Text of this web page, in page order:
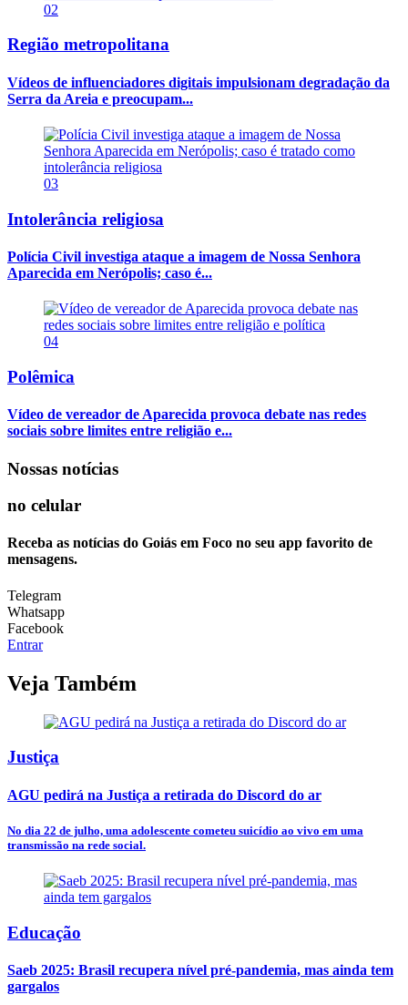
02
Região metropolitana
Vídeos de influenciadores digitais impulsionam degradação da
Serra da Areia e preocupam...
03
Intolerância religiosa
Polícia Civil investiga ataque a imagem de Nossa Senhora
Aparecida em Nerópolis; caso é...
04
Polêmica
Vídeo de vereador de Aparecida provoca debate nas redes
sociais sobre limites entre religião e...
Nossas notícias
no celular
Receba as notícias do Goiás em Foco no seu app favorito de
mensagens.
Telegram
Whatsapp
Facebook
Entrar
Veja Também
Justiça
AGU pedirá na Justiça a retirada do Discord do ar
No dia 22 de julho, uma adolescente cometeu suicídio ao vivo em uma
transmissão na rede social.
Educação
Saeb 2025: Brasil recupera nível pré-pandemia, mas ainda tem
gargalos